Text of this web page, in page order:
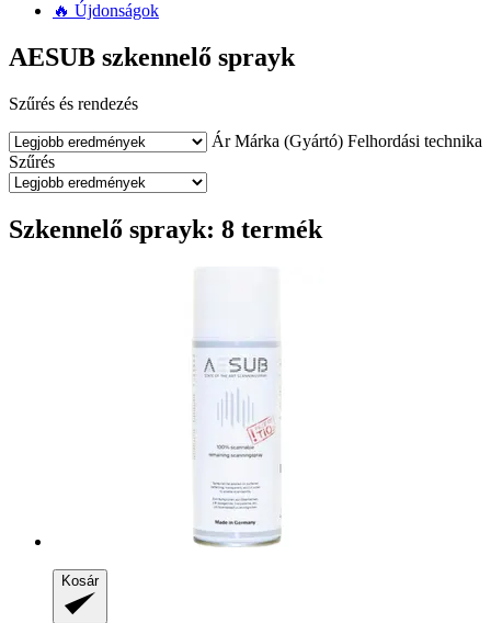
🔥 Újdonságok
AESUB szkennelő sprayk
Szűrés és rendezés
Ár Márka (Gyártó) Felhordási technika
Szűrés
Szkennelő sprayk: 8 termék
Kosár